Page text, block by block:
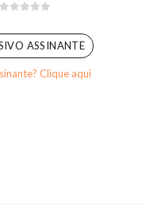
ASSINANTE
Clique aqui